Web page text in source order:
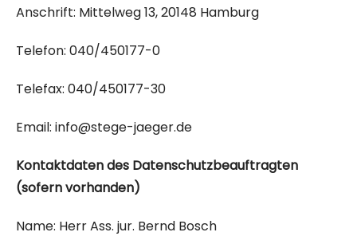
Anschrift: Mittelweg 13, 20148 Hamburg
Telefon: 040/450177-0
Telefax: 040/450177-30
Email: info@stege-jaeger.de
Kontaktdaten des Datenschutzbeauftragten
(sofern vorhanden)
Name: Herr Ass. jur. Bernd Bosch